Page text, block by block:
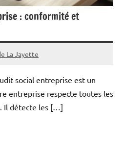
: conformité et
La Jayette
social entreprise est un
entreprise respecte toutes les
Il détecte les […]